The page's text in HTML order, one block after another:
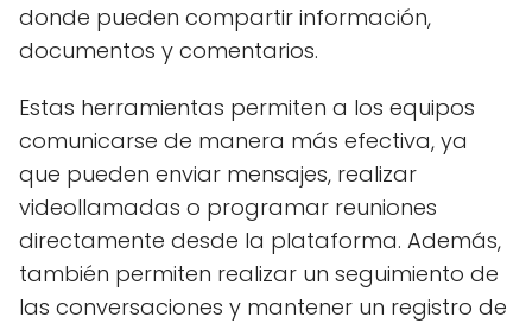
donde pueden compartir información,
documentos y comentarios.
Estas herramientas permiten a los equipos
comunicarse de manera más efectiva, ya
que pueden enviar mensajes, realizar
videollamadas o programar reuniones
directamente desde la plataforma. Además,
también permiten realizar un seguimiento de
las conversaciones y mantener un registro de